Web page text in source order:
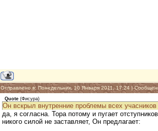
Отправлено в: Понедельник, 10 Января 2011, 17:24 |
Quote (Фисура)
Он вскрыл внутренние проблемы всех учасников
да, я согласна. Тора потому и пугает
никого силой не заставляет, Он предлагает: